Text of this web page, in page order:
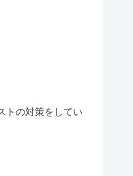
トの対策をしてい